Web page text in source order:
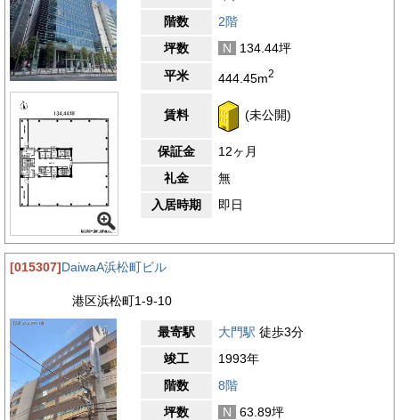
階数
2階
坪数
N
134.44坪
平米
444.45m2
賃料 (未公開)
保証金
12ヶ月
礼金
無
入居時期
即日
[015307]DaiwaA浜松町ビル
港区浜松町1-9-10
最寄駅 大門駅 徒歩3分
竣工
1993年
階数
8階
坪数
N
63.89坪